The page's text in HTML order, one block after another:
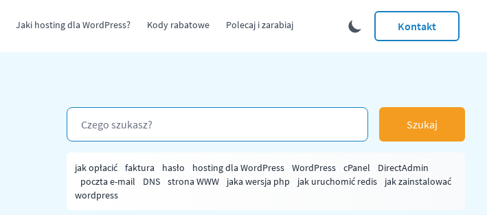
Jaki hosting dla WordPress? Kody rabatowe Polecaj i zarabiaj Kontakt
Szukaj
jak opłacić faktura hasło hosting dla WordPress WordPress cPanel
DirectAdmin
poczta e-mail
DNS strona WWW jaka wersja php jak uruchomić redis
jak zainstalować
wordpress